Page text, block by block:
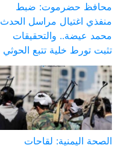
محافظ حضرموت: ضبط
منفذي اغتيال مراسل الحدث
محمد عيضة.. والتحقيقات
تثبت تورط خلية تتبع الحوثي
الصحة اليمنية: لقاحات